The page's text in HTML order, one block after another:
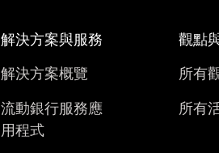
解決方案與服務
解決方案概覽
流動銀行服務應
用程式
觀點
所有
所有